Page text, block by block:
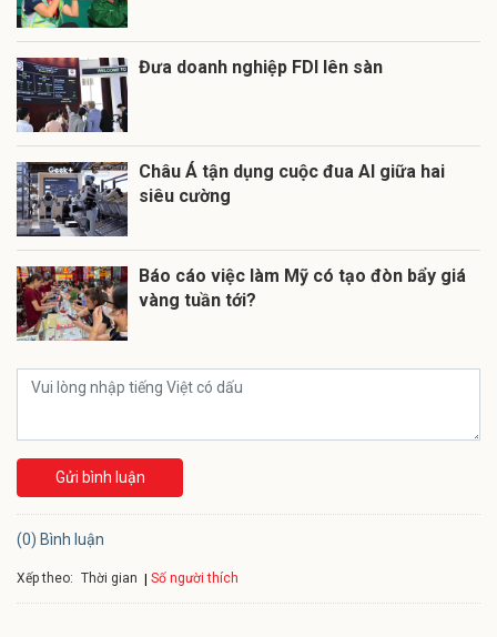
Đưa doanh nghiệp FDI lên sàn
Châu Á tận dụng cuộc đua AI giữa hai
siêu cường
Báo cáo việc làm Mỹ có tạo đòn bẩy giá
vàng tuần tới?
Gửi bình luận
(0) Bình luận
Xếp theo: Thời gian Số người thích